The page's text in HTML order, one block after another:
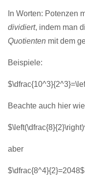
In Worten: Potenzen
dividiert, indem man
Quotienten mit dem
Beispiele:
Beachte auch hier
aber
$\dfrac{8^4}{2}=2048$